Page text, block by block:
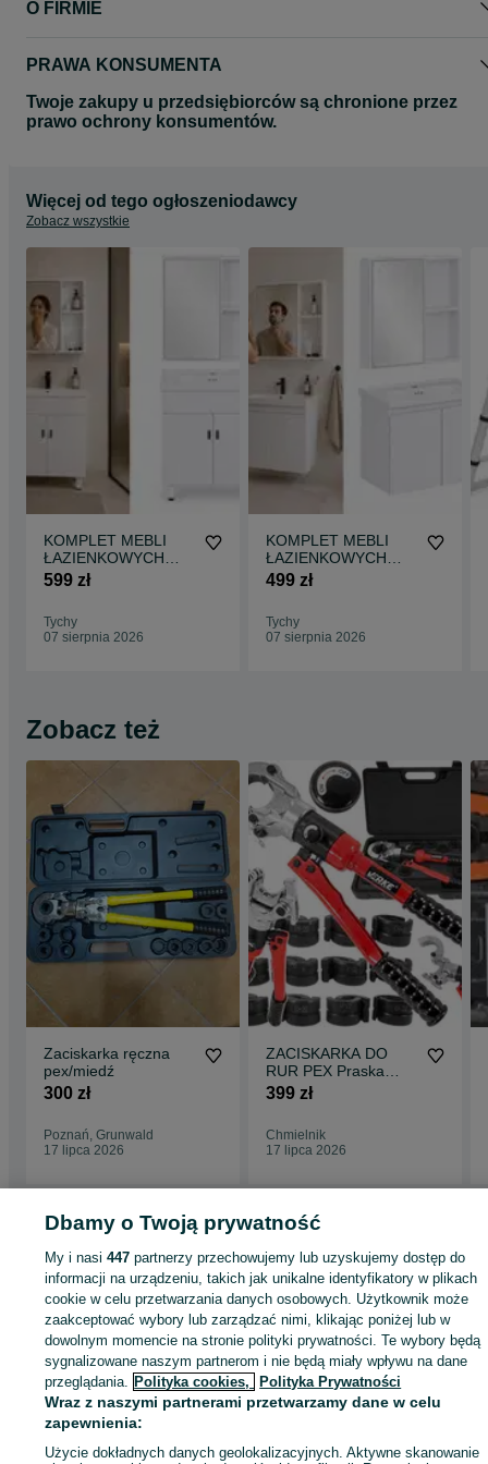
gwarancji) - faktury wysyłam wyłącznie elektronicznie.
HD17182
O FIRMIE
PRAWA KONSUMENTA
Twoje zakupy u przedsiębiorców są chronione przez
prawo ochrony konsumentów.
Więcej od tego ogłoszeniodawcy
Zobacz wszystkie
KOMPLET MEBLI
ŁAZIENKOWYCH
szafka stojąca z
599 zł
Tychy
07 sierpnia 2026
KOMPLET MEBLI
ŁAZIENKOWYCH
szafka wisząca z
499 zł
Tychy
07 sierpnia 2026
Zobacz też
Zaciskarka ręczna
pex/miedź
300 zł
Poznań, Grunwald
17 lipca 2026
ZACISKARKA DO
RUR PEX Praska
Hydrauliczna 16-
399 zł
Chmielnik
17 lipca 2026
Strona główna Dom i Ogród Narzędzia Pozostałe Narzędzia
Pozostałe
Narzędzia - Śląskie
Pozostałe Narzędzia - Tychy
KATEGORIA
646844089
Zadzwoń / SMS Wyślij wiadomość
Dbamy o Twoją prywatność
My i nasi447 partnerzy przechowujemy lub uzyskujemy dostęp do
informacji na urządzeniu, takich jak unikalne identyfikatory w plikach
cookie w celu przetwarzania danych osobowych. Użytkownik może
zaakceptować wybory lub zarządzać nimi, klikając poniżej lub w
dowolnym momencie na stronie polityki prywatności. Te wybory będą
sygnalizowane naszym partnerom i nie będą miały wpływu na dane
przeglądania. Polityka cookies, Polityka Prywatności
Wraz z naszymi partnerami przetwarzamy dane w celu
zapewnienia:
Użycie dokładnych danych geolokalizacyjnych. Aktywne skanowanie